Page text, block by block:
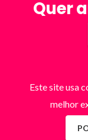
Quer
Este site usa
melhor